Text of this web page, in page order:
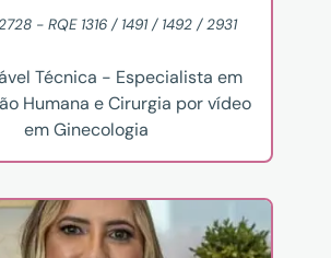
- RQE 1316 / 1491 / 1492 / 2931
Técnica - Especialista em
Humana e Cirurgia por vídeo
em Ginecologia